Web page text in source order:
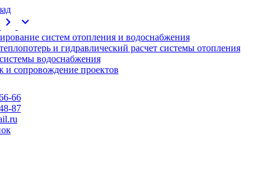
chevron_right expand_more
систем отопления и водоснабжения
и гидравлический расчет системы отопления
водоснабжения
и сопровождение проектов
66
87